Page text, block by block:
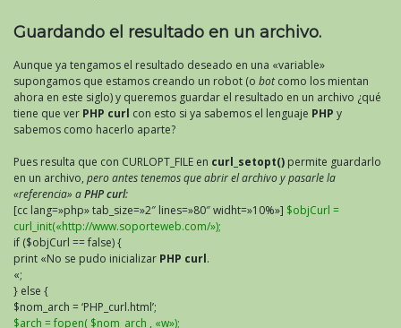
Guardando el resultado en un archivo.
Aunque ya tengamos el resultado deseado en una «variable»
supongamos que estamos creando un robot (o botcomo los mientan
ahora en este siglo) y queremos guardar el resultado en un archivo ¿qué
tiene que ver PHP curl con esto si ya sabemos el lenguaje PHP y
sabemos como hacerlo aparte?
Pues resulta que con CURLOPT_FILE en curl_setopt() permite guardarlo
en un archivo, pero antes tenemos que abrir el archivo y pasarle la
«referencia» aPHP curl:
[cc lang=»php» tab_size=»2″ lines=»80″ widht=»10%»] $objCurl =
curl_init(«http://www.soporteweb.com/»);
if ($objCurl == false) {
print «No se pudo inicializar PHP curl.
«;
} else {
$nom_arch = ‘PHP_curl.html’;
$arch = fopen( $nom_arch , «w»);